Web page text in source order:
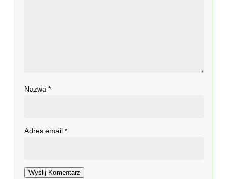
Nazwa*
Adres email*
Wyślij Komentarz